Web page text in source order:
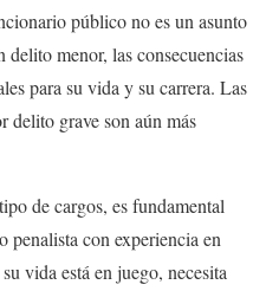
público no es un asunto
menor, las consecuencias
para su vida y su carrera. Las
delito grave son aún más
de cargos, es fundamental
penalista con experiencia en
vida está en juego, necesita